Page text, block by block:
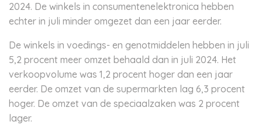
2024. De winkels in consumentenelektronica hebben
echter in juli minder omgezet dan een jaar eerder.
De winkels in voedings- en genotmiddelen hebben in juli
5,2 procent meer omzet behaald dan in juli 2024. Het
verkoopvolume was 1,2 procent hoger dan een jaar
eerder. De omzet van de supermarkten lag 6,3 procent
hoger. De omzet van de speciaalzaken was 2 procent
lager.